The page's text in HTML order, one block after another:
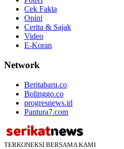
Cek Fakta
Opini
Cerita & Sajak
Video
E-Koran
Network
Beritabaru.co
Bolinggo.co
progresnews.id
Pantura7.com
TERKONEKSI BERSAMA KAMI